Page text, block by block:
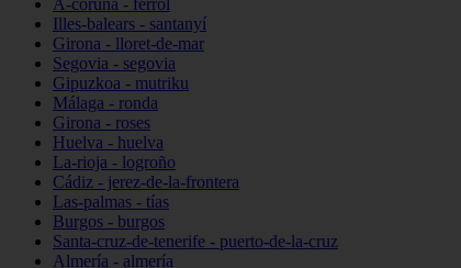
A-coruña - ferrol
Illes-balears - santanyí
Girona - lloret-de-mar
Segovia - segovia
Gipuzkoa - mutriku
Málaga - ronda
Girona - roses
Huelva - huelva
La-rioja - logroño
Cádiz - jerez-de-la-frontera
Las-palmas - tías
Burgos - burgos
Santa-cruz-de-tenerife - puerto-de-la-cruz
Almería - almería